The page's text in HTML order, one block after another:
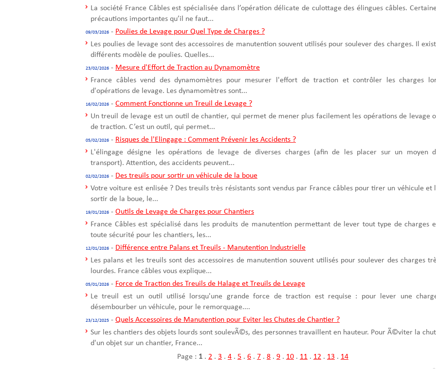
La société France Câbles est spécialisée dans l’opération délicate de culottage des élingues câbles.
précautions importantes qu’il ne faut...
09/03/2026 - Poulies de Levage pour Quel Type de Charges ?
Les poulies de levage sont des accessoires de manutention souvent utilisés pour soulever des charges. Il
différents modèle de poulies. Quelles...
23/02/2026 - Mesure d'Effort de Traction au Dynamomètre
France câbles vend des dynamomètres pour mesurer l'effort de traction et contrôler les charges
d'opérations de levage. Les dynamomètres sont...
16/02/2026 - Comment Fonctionne un Treuil de Levage ?
Un treuil de levage est un outil de chantier, qui permet de mener plus facilement les opérations de levage
de traction. C’est un outil, qui permet...
05/02/2026 - Risques de l'Elingage : Comment Prévenir les Accidents ?
L'élingage désigne les opérations de levage de diverses charges (afin de les placer sur un moyen
transport). Attention, des accidents peuvent...
02/02/2026 - Des treuils pour sortir un véhicule de la boue
Votre voiture est enlisée ? Des treuils très résistants sont vendus par France câbles pour tirer un véhicule et
sortir de la boue, le...
19/01/2026 - Outils de Levage de Charges pour Chantiers
France Câbles est spécialisé dans les produits de manutention permettant de lever tout type de charges
toute sécurité pour les chantiers, les...
12/01/2026 - Différence entre Palans et Treuils - Manutention Industrielle
Les palans et les treuils sont des accessoires de manutention souvent utilisés pour soulever des charges
lourdes. France câbles vous explique...
05/01/2026 - Force de Traction des Treuils de Halage et Treuils de Levage
Le treuil est un outil utilisé lorsqu'une grande force de traction est requise : pour lever une
désembourber un véhicule, pour le remorquage....
23/12/2025 - Quels Accessoires de Manutention pour Eviter les Chutes de Chantier ?
Sur les chantiers des objets lourds sont soulevÃ©s, des personnes travaillent en hauteur. Pour Ã©viter la
d'un objet sur un chantier, France...
Page : 1 . 2 . 3 . 4 . 5 . 6 . 7 . 8 . 9 . 10 . 11 . 12 . 13 . 14